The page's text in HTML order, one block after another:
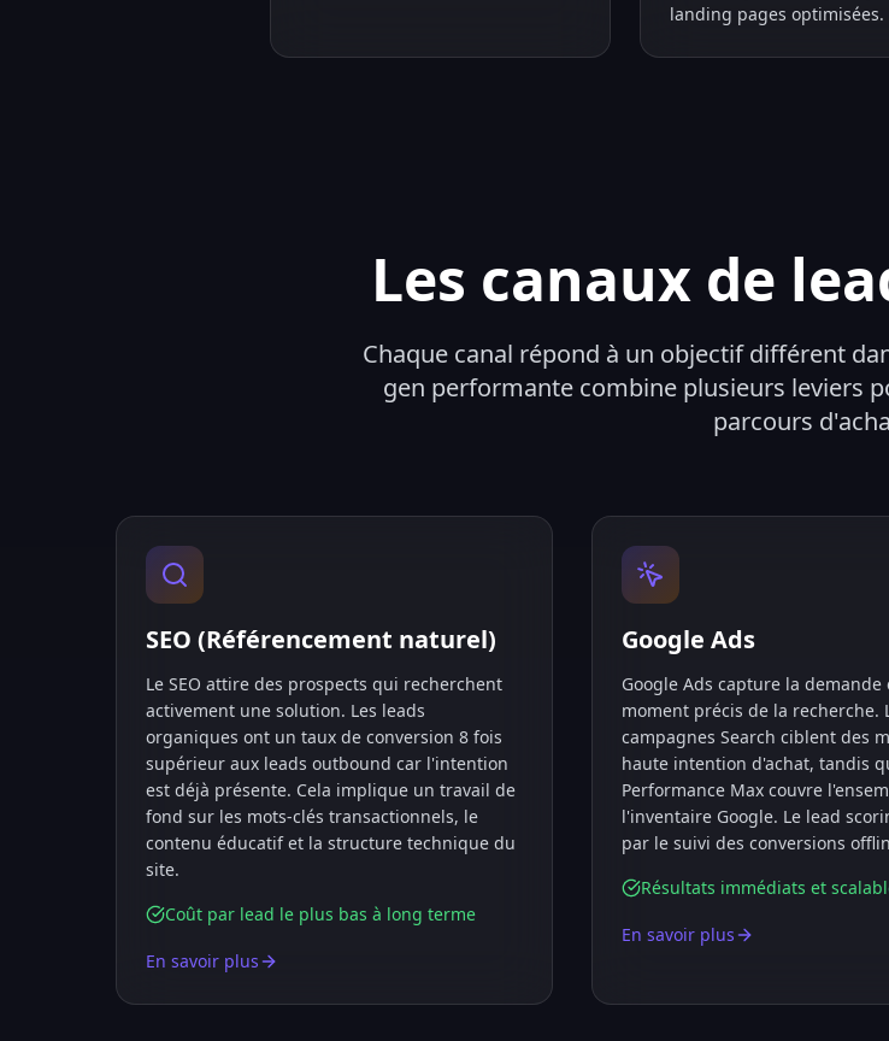
landing pages optimisées.
Les canaux de
Chaque canal répond à un objectif différent
gen performante combine plusieurs leviers
parcours
SEO (Référencement naturel)
Le SEO attire des prospects qui recherchent
activement une solution. Les leads
organiques ont un taux de conversion 8 fois
supérieur aux leads outbound car l'intention
est déjà présente. Cela implique un travail de
fond sur les mots-clés transactionnels, le
contenu éducatif et la structure technique du
site.
Coût par lead le plus bas à long terme
En savoir plus
Google Ads
Google Ads capture la demande
moment précis de la recherche.
campagnes Search ciblent des
haute intention d'achat, tandis
Performance Max couvre
l'inventaire Google. Le lead
par le suivi des conversions
Résultats immédiats et
En savoir plus